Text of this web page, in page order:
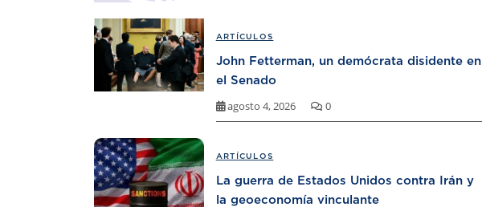
ARTÍCULOS
John Fetterman, un demócrata disidente en
el Senado
agosto 4, 2026 0
ARTÍCULOS
La guerra de Estados Unidos contra Irán y
la geoeconomía vinculante